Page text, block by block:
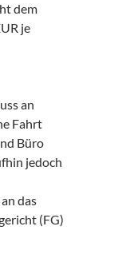
dem
je
an
Fahrt
Büro
jedoch
das
(FG)